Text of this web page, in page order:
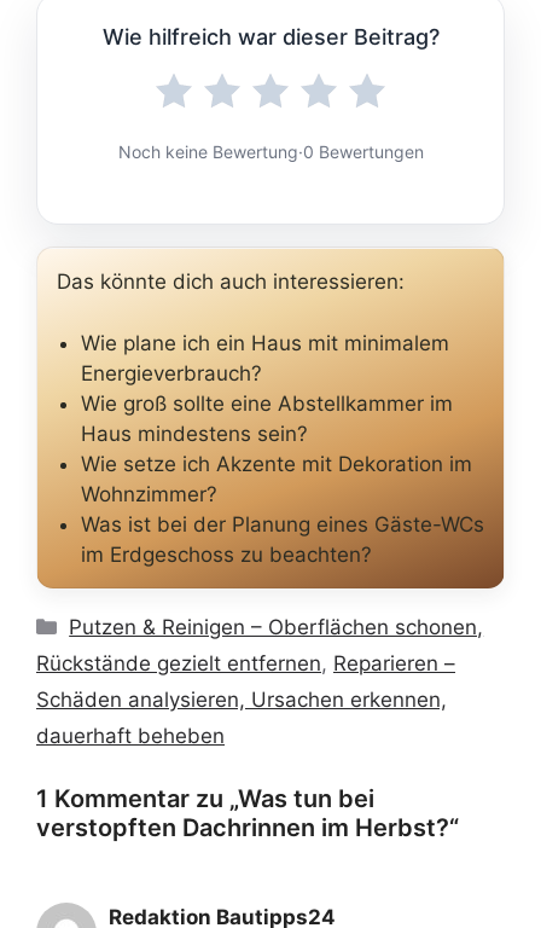
Wie hilfreich war dieser Beitrag?
Noch keine Bewertung·0 Bewertungen
Das könnte dich auch interessieren:
Wie plane ich ein Haus mit minimalem
Energieverbrauch?
Wie groß sollte eine Abstellkammer im
Haus mindestens sein?
Wie setze ich Akzente mit Dekoration im
Wohnzimmer?
Was ist bei der Planung eines Gäste-WCs
im Erdgeschoss zu beachten?
Kategorien
Putzen & Reinigen – Oberflächen schonen,
Rückstände gezielt entfernen, Reparieren –
Schäden analysieren, Ursachen erkennen,
dauerhaft beheben
1 Kommentar zu „Was tun bei
verstopften Dachrinnen im Herbst?“
Redaktion Bautipps24